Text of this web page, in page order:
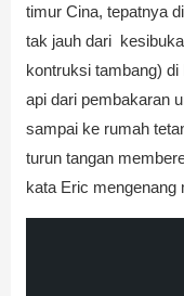
timur Cina, tepatnya
tak jauh dari
kontruksi tambang)
api dari pembakaran
sampai ke rumah
turun tangan
kata Eric mengenang